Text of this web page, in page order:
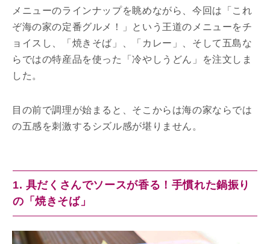
メニューのラインナップを眺めながら、今回は「これ
ぞ海の家の定番グルメ！」という王道のメニューをチ
ョイスし、「焼きそば」、「カレー」、そして五島な
らではの特産品を使った「冷やしうどん」を注文しま
した。
目の前で調理が始まると、そこからは海の家ならでは
の五感を刺激するシズル感が堪りません。
1. 具だくさんでソースが香る！手慣れた鍋振り
の「焼きそば」